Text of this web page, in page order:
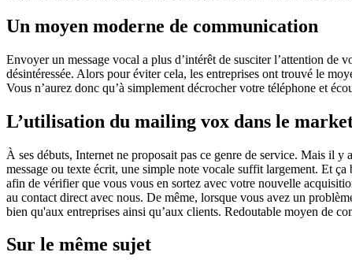
Un moyen moderne de communication
Envoyer un message vocal a plus d’intérêt de susciter l’attention de
désintéressée. Alors pour éviter cela, les entreprises ont trouvé le
Vous n’aurez donc qu’à simplement décrocher votre téléphone et
L’utilisation du mailing vox dans le
À ses débuts, Internet ne proposait pas ce genre de service. Mais il
message ou texte écrit, une simple note vocale suffit largement. Et
afin de vérifier que vous vous en sortez avec votre nouvelle
au contact direct avec nous. De même, lorsque vous avez un
bien qu'aux entreprises ainsi qu’aux clients. Redoutable moyen de
Sur le même sujet